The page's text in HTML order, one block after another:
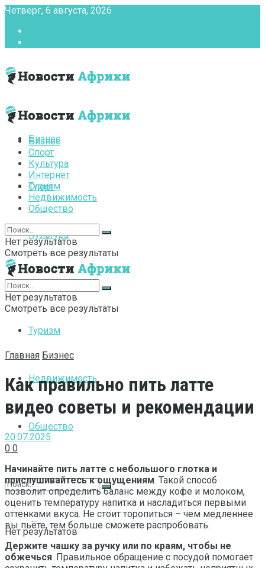
Четверг, 6 августа, 2026
Бизнес
Спорт
Культура
Интернет
Туризм
Недвижимость
Общество
Нет результатов
Бизнес
Спорт
Культура
Интернет
Туризм
Недвижимость
Общество
Нет результатов
Смотреть все результаты
Нет результатов
Смотреть все результаты
Главная Бизнес
Как правильно пить латте
видео советы и рекомендации
20.07.2025
0 0
Начинайте пить латте с небольшого глотка и
прислушивайтесь к ощущениям. Такой способ
позволит определить баланс между кофе и молоком,
оценить температуру напитка и насладиться первыми
оттенками вкуса. Не стоит торопиться – чем медленнее
вы пьёте, тем больше сможете распробовать.
Держите чашку за ручку или по краям, чтобы не
обжечься. Правильное обращение с посудой помогает